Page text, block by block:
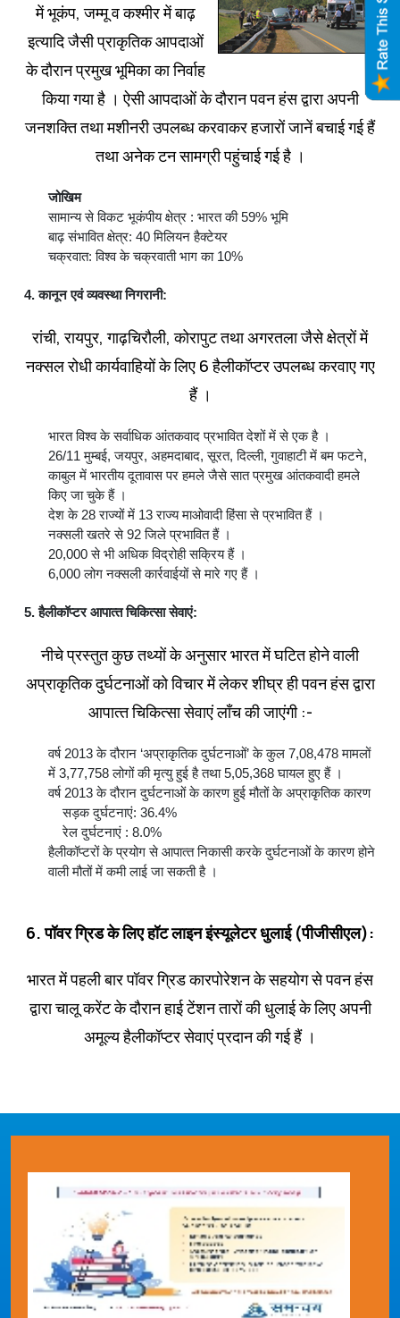
में भूकंप, जम्‍मू व कश्‍मीर में बाढ़
इत्‍यादि जैसी प्राकृतिक आपदाओं
के दौरान प्रमुख भूमिका का निर्वाह
किया गया है । ऐसी आपदाओं के दौरान पवन हंस द्वारा अपनी
जनशक्ति तथा मशीनरी उपलब्‍ध करवाकर हजारों जानें बचाई गई हैं
तथा अनेक टन सामग्री पहुंचाई गई है ।
जोखिम
सामान्‍य से विकट भूकंपीय क्षेत्र : भारत की 59% भूमि
बाढ़ संभावित क्षेत्र: 40 मिलियन हैक्‍टेयर
चक्रवात: विश्‍व के चक्रवाती भाग का 10%
4. कानून एवं व्‍यवस्‍था निगरानी:
रांची, रायपुर, गाढ़चिरौली, कोरापुट तथा अगरतला जैसे क्षेत्रों में
नक्‍सल रोधी कार्यवाहियों के लिए 6 हैलीकॉप्‍टर उपलब्‍ध करवाए गए
हैं ।
भारत विश्‍व के सर्वाधिक आंतकवाद प्रभावित देशों में से एक है ।
26/11 मुम्‍बई, जयपुर, अहमदाबाद, सूरत, दिल्‍ली, गुवाहाटी में बम फटने,
काबुल में भारतीय दूतावास पर हमले जैसे सात प्रमुख आंतकवादी हमले
किए जा चुके हैं ।
देश के 28 राज्‍यों में 13 राज्‍य माओवादी हिंसा से प्रभावित हैं ।
नक्‍सली खतरे से 92 जिले प्रभावित हैं ।
20,000 से भी अधिक विद्रोही सक्रिय हैं ।
6,000 लोग नक्‍सली कार्रवाईयों से मारे गए हैं ।
5. हैलीकॉप्‍टर आपात्‍त चिकित्‍सा सेवाएं:
नीचे प्रस्‍तुत कुछ तथ्‍यों के अनुसार भारत में घटित होने वाली
अप्राकृतिक दुर्घटनाओं को विचार में लेकर शीघ्र ही पवन हंस द्वारा
आपात्‍त चिकित्‍सा सेवाएं लॉंच की जाएंगी :-
वर्ष 2013 के दौरान ‘अप्राकृतिक दुर्घटनाओं’ के कुल 7,08,478 मामलों
में 3,77,758 लोगों की मृत्‍यु हुई है तथा 5,05,368 घायल हुए हैं ।
वर्ष 2013 के दौरान दुर्घटनाओं के कारण हुई मौतों के अप्राकृतिक कारण
सड़क दुर्घटनाएं: 36.4%
रेल दुर्घटनाएं : 8.0%
हैलीकॉप्‍टरों के प्रयोग से आपात्‍त निकासी करके दुर्घटनाओं के कारण होने
वाली मौतों में कमी लाई जा सकती है ।
6. पॉवर ग्रिड के लिए हॉट लाइन इंस्‍यूलेटर धुलाई (पीजीसीएल):
भारत में पहली बार पॉवर ग्रिड कारपोरेशन के सहयोग से पवन हंस
द्वारा चालू करेंट के दौरान हाई टेंशन तारों की धुलाई के लिए अपनी
अमूल्‍य हैलीकॉप्‍टर सेवाएं प्रदान की गई हैं ।